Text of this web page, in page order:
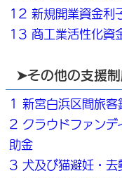
12 新規開業資金利
13 商工業活性化資
➤その他の支援制
1 新宮白浜区間旅客
2 クラウドファンデ
助金
3 犬及び猫避妊・去